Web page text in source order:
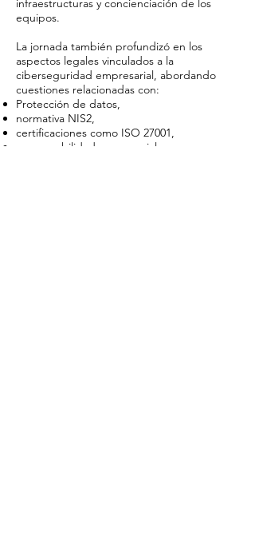
infraestructuras y concienciación de los
equipos.
La jornada también profundizó en los
aspectos legales vinculados a la
ciberseguridad empresarial, abordando
cuestiones relacionadas con:
Protección de datos,
normativa NIS2,
certificaciones como ISO 27001,
responsabilidad empresarial